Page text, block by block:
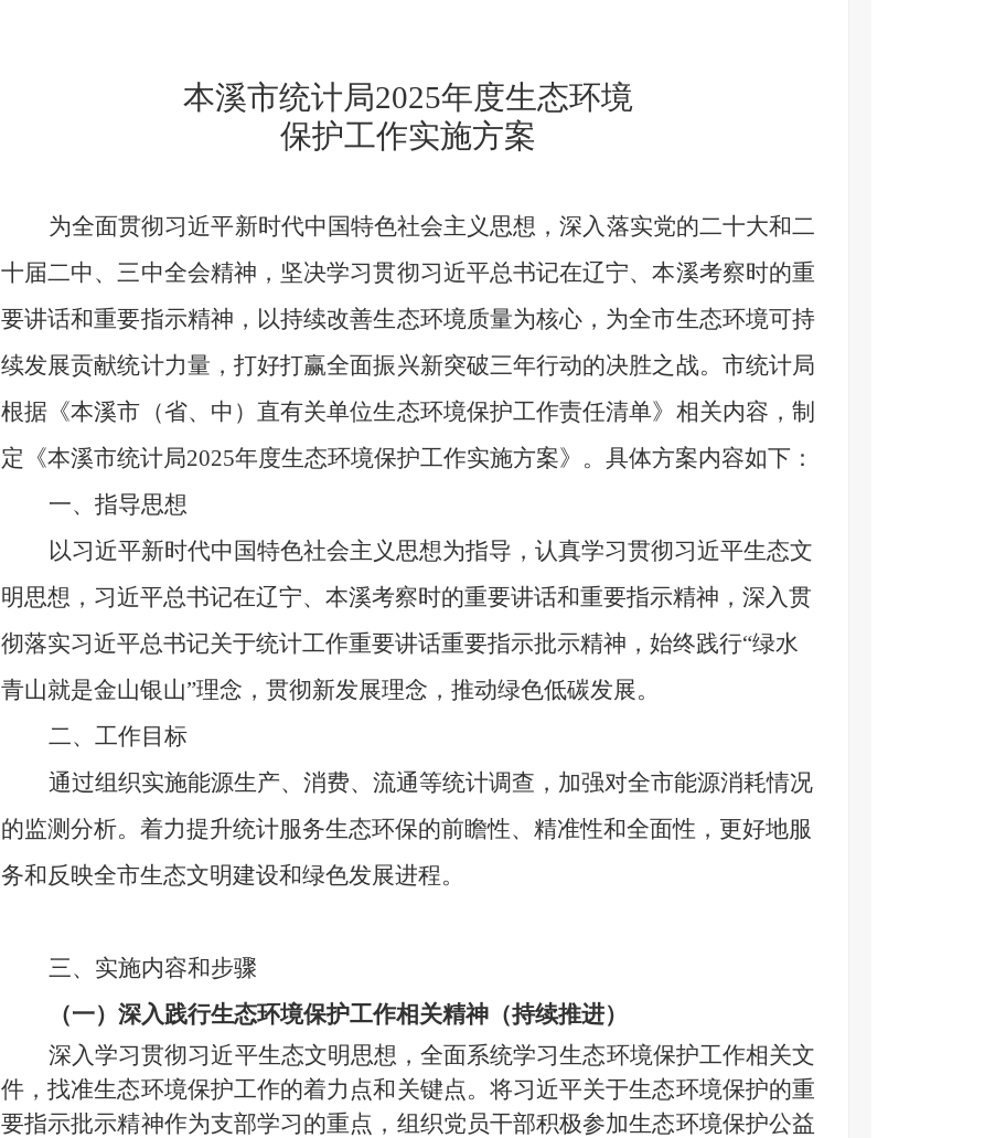
本溪市统计局2025年度生态环境
保护工作实施方案
为全面贯彻习近平新时代中国特色社会主义思想，深入落实党的二十大和二
十届二中、三中全会精神，坚决学习贯彻习近平总书记在辽宁、本溪考察时的重
要讲话和重要指示精神 ，以持续改善生态环境质量为核心，为全市生态环境可持
续发展贡献统计力量，打好打赢全面振兴新突破三年行动的决胜之战。市统计局
根据《本溪市（省、中 ）直有关单位生态环境保护工作责任清单》相关内容，制
定《本溪市统计局2025年度生态环境保护工作实施方案》。具体方案内容如下：
一、指导思想
以习近平新时代中国特色社会主义思想为指导， 认真学习贯彻习近平生态文
明思想 ， 习近平总书记在辽宁、本溪考察时的重要讲话和重要指示精神，深入贯
彻落实习近平总书记关于统计工作重要讲话重要指示批示精神， 始终践行“绿水
青山就是金山银山”理念，贯彻新发展理念，推动绿色低碳发展。
二、工作目标
通过组织实施能源生产、消费、流通等统计调查，加强对全市能源消耗情况
的监测分析。着力提升统计服务生态环保的前瞻性、精准性和全面性，更好地服
务和反映全市生态文明建设和绿色发展进程。
三、实施内容和步骤
（一）深入践行生态环境保护工作相关精神（持续推进）
深入学习贯彻习近平生态文明思想，全面系统学习生态环境保护工作相关文
件，找准生态环境保护工作的着力点和关键点。将习近平关于生态环境保护的重
要指示批示精神作为支部学习的重点，组织党员干部积极参加生态环境保护公益